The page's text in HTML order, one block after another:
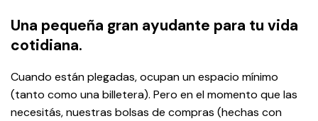
Una pequeña gran ayudante para tu vida
cotidiana.
Cuando están plegadas, ocupan un espacio mínimo
(tanto como una billetera). Pero en el momento que las
necesitás, nuestras bolsas de compras (hechas con